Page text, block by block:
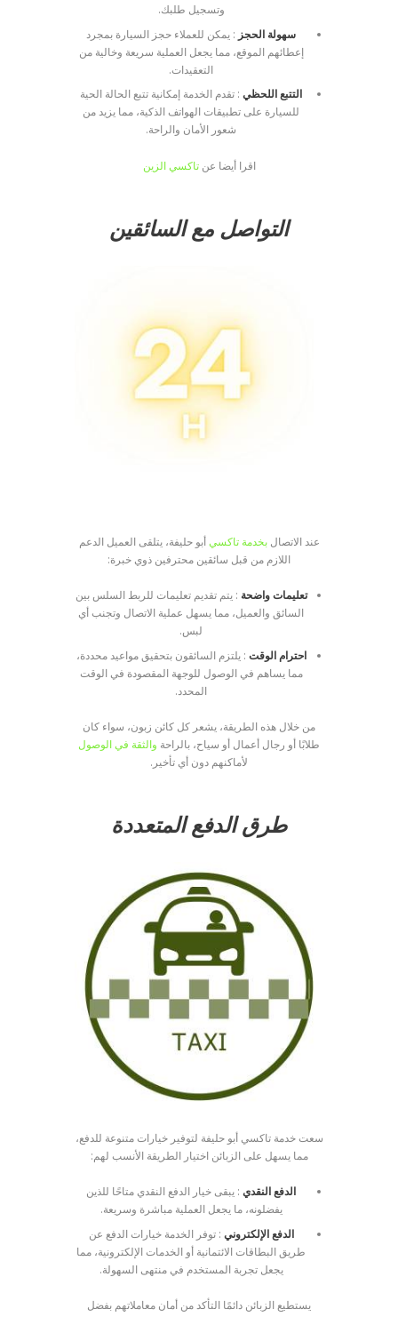
وتسجيل طلبك.
سهولة الحجز : يمكن للعملاء حجز السيارة بمجرد
إعطائهم الموقع، مما يجعل العملية سريعة وخالية من
التعقيدات.
التتبع اللحظي : تقدم الخدمة إمكانية تتبع الحالة الحية
للسيارة على تطبيقات الهواتف الذكية، مما يزيد من
شعور الأمان والراحة.
اقرا أيضا عنتاكسي الزين
التواصل مع السائقين
عند الاتصالبخدمة تاكسيأبو حليفة، يتلقى العميل الدعم
اللازم من قبل سائقين محترفين ذوي خبرة:
تعليمات واضحة : يتم تقديم تعليمات للربط السلس بين
السائق والعميل، مما يسهل عملية الاتصال وتجنب أي
لبس.
احترام الوقت : يلتزم السائقون بتحقيق مواعيد محددة،
مما يساهم في الوصول للوجهة المقصودة في الوقت
المحدد.
من خلال هذه الطريقة، يشعر كل كائن زبون، سواء كان
طلابًا أو رجال أعمال أو سياح، بالراحة والثقة في الوصول
لأماكنهم دون أي تأخير.
طرق الدفع المتعددة
سعت خدمة تاكسي أبو حليفة لتوفير خيارات متنوعة للدفع،
مما يسهل على الزبائن اختيار الطريقة الأنسب لهم:
الدفع النقدي : يبقى خيار الدفع النقدي متاحًا للذين
يفضلونه، ما يجعل العملية مباشرة وسريعة.
الدفع الإلكتروني : توفر الخدمة خيارات الدفع عن
طريق البطاقات الائتمانية أو الخدمات الإلكترونية، مما
يجعل تجربة المستخدم في منتهى السهولة.
يستطيع الزبائن دائمًا التأكد من أمان معاملاتهم بفضل